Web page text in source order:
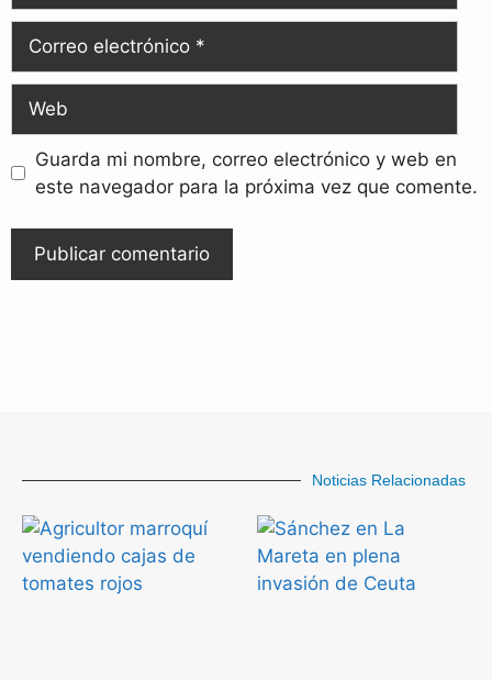
Guarda mi nombre, correo electrónico y web en
este navegador para la próxima vez que comente.
Noticias Relacionadas